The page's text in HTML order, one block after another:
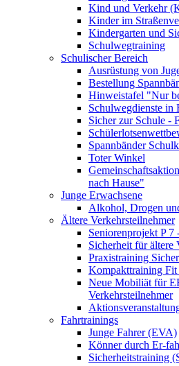
Kind und Verkehr
Kinder im
Kindergarten und
Schulwegtraining
Schulischer Bereich
Ausrüstung von
Bestellung
Hinweistafel "Nur
Schulwegdienste in
Sicher zur Schule -
Spannbänder
Toter Winkel
nach Hause"
Junge Erwachsene
Alkohol, Drogen
Ältere Verkehrsteilnehmer
Seniorenprojekt P 7
Sicherheit für ältere
Praxistraining
Kompakttraining
Neue Mobiliät für
Verkehrsteilnehmer
Fahrtrainings
Junge Fahrer (EVA)
Könner durch Er-
Sicherheitstraining